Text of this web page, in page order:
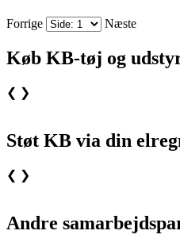
Forrige Næste
Køb KB-tøj og
❮ ❯
Støt KB via din
❮ ❯
Andre